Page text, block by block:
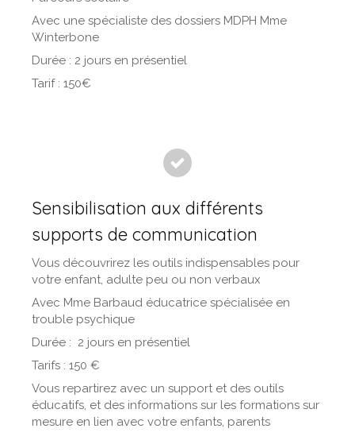
Avec une spécialiste des dossiers MDPH Mme
Winterbone
Durée : 2 jours en présentiel
Tarif : 150€
Sensibilisation aux différents
supports de communication
Vous découvrirez les outils indispensables pour
votre enfant, adulte peu ou non verbaux
Avec Mme Barbaud éducatrice spécialisée en
trouble psychique
Durée : 2 jours en présentiel
Tarifs : 150 €
Vous repartirez avec un support et des outils
éducatifs, et des informations sur les formations sur
mesure en lien avec votre enfants, parents